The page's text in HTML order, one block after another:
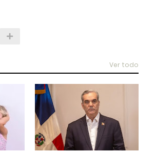
Ver todo